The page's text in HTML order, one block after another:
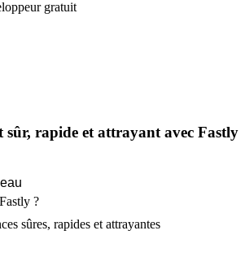
gratuit
sûr, rapide et attrayant avec Fastly
?
sûres, rapides et attrayantes